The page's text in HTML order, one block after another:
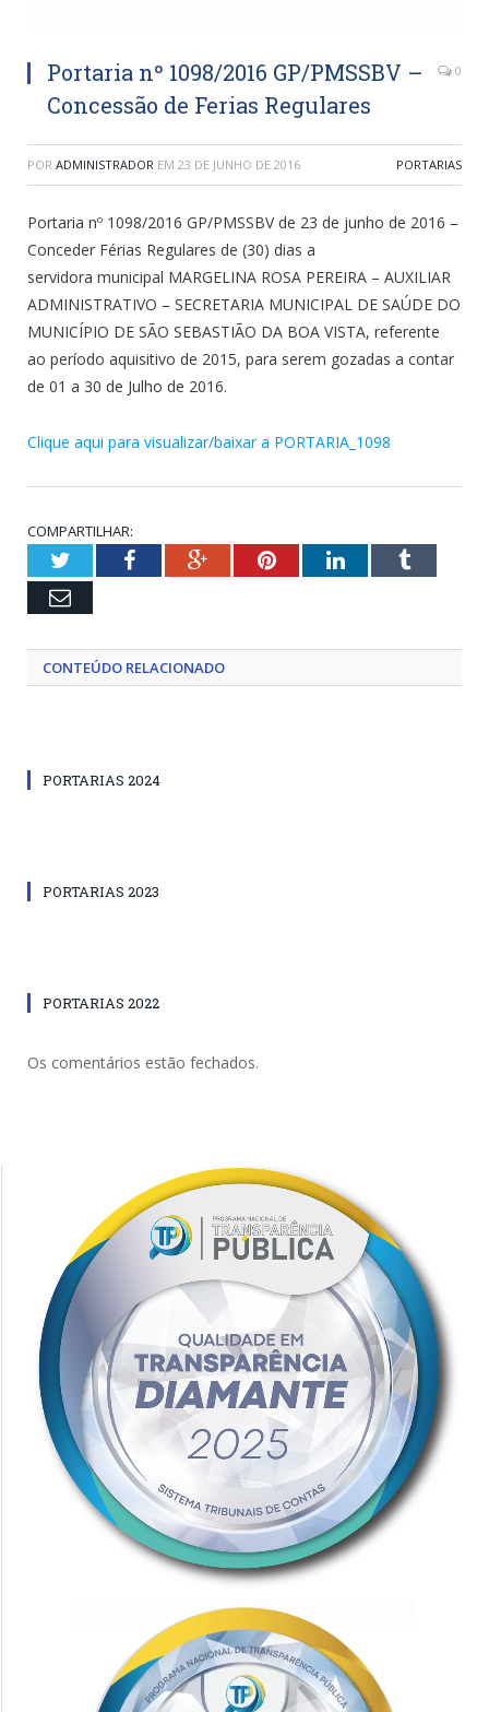
Portaria nº 1098/2016 GP/PMSSBV –
Concessão de Ferias Regulares
0
POR ADMINISTRADOR EM 23 DE JUNHO DE 2016 PORTARIAS
Portaria nº 1098/2016 GP/PMSSBV de 23 de junho de 2016 –
Conceder Férias Regulares de (30) dias a
servidora municipal MARGELINA ROSA PEREIRA – AUXILIAR
ADMINISTRATIVO – SECRETARIA MUNICIPAL DE SAÚDE DO
MUNICÍPIO DE SÃO SEBASTIÃO DA BOA VISTA, referente
ao período aquisitivo de 2015, para serem gozadas a contar
de 01 a 30 de Julho de 2016.
Clique aqui para visualizar/baixar a PORTARIA_1098
COMPARTILHAR:
TwitterFacebookGoogle+PinterestLinkedInTumblr
Email
CONTEÚDO RELACIONADO
PORTARIAS 2024
PORTARIAS 2023
PORTARIAS 2022
Os comentários estão fechados.